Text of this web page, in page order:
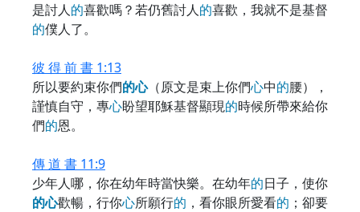
是討人的喜歡嗎？若仍舊討人的喜歡，我就不是基督
的僕人了。
彼 得 前 書 1:13
所以要約束你們的心（原文是束上你們心中的腰），
謹慎自守，專心盼望耶穌基督顯現的時候所帶來給你
們的恩。
傳 道 書 11:9
少年人哪，你在幼年時當快樂。在幼年的日子，使你
的心歡暢，行你心所願行的 ，看你眼所愛看的 ；卻要